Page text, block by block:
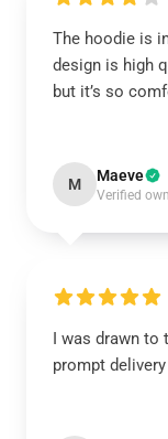
The hoodie is
design is high
but it’s so
M Maeve
Verified
I was drawn to
prompt